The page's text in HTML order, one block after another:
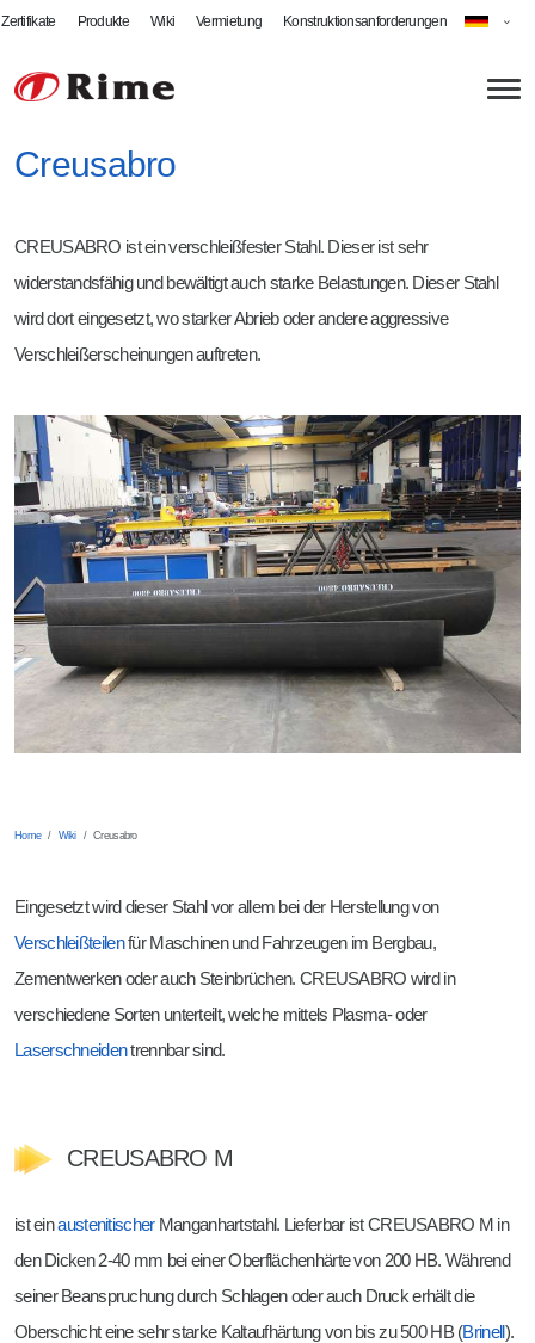
Zertifikate Produkte Wiki Vermietung Konstruktionsanforderungen
Abkanten
Fräsen
Kantenbearbeitung
Rundbiegen
Scheren
Stanzen
Gleitschleifen
MIG-Schweißen
WIG-Schweißen
Roboterschweißen
Wehrtechnik DIN 2303
Mehr Möglichkeiten
Rime als Arbeitgeber
Ausbildung & Studium
Praktikum & Ferienarbeit
Creusabro
CREUSABRO ist ein verschleißfester Stahl. Dieser ist sehr
widerstandsfähig und bewältigt auch starke Belastungen. Dieser Stahl
wird dort eingesetzt, wo starker Abrieb oder andere aggressive
Verschleißerscheinungen auftreten.
Home Wiki Creusabro
Eingesetzt wird dieser Stahl vor allem bei der Herstellung von
Verschleißteilenfür Maschinen und Fahrzeugen im Bergbau,
Zementwerken oder auch Steinbrüchen. CREUSABRO wird in
verschiedene Sorten unterteilt, welche mittels Plasma- oder
Laserschneidentrennbar sind.
CREUSABRO M
ist einaustenitischerManganhartstahl. Lieferbar ist CREUSABRO M in
den Dicken 2-40 mm bei einer Oberflächenhärte von 200 HB. Während
seiner Beanspruchung durch Schlagen oder auch Druck erhält die
Oberschicht eine sehr starke Kaltaufhärtung von bis zu 500 HB (Brinell).